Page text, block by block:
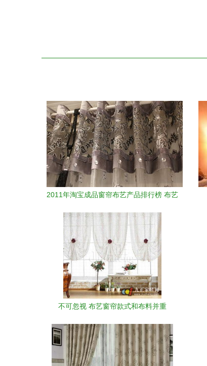
2011年淘宝成品窗帘布艺产品排行榜 布艺
不可忽视 布艺窗帘款式和布料并重